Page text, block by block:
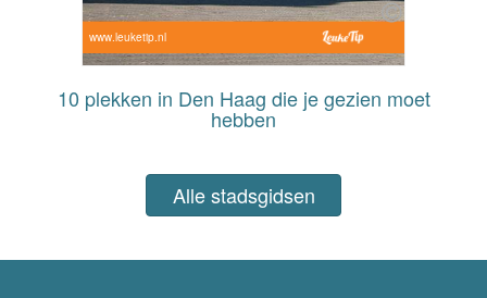
www.leuketip.nl
10 plekken in Den Haag die je gezien moet
hebben
Alle stadsgidsen